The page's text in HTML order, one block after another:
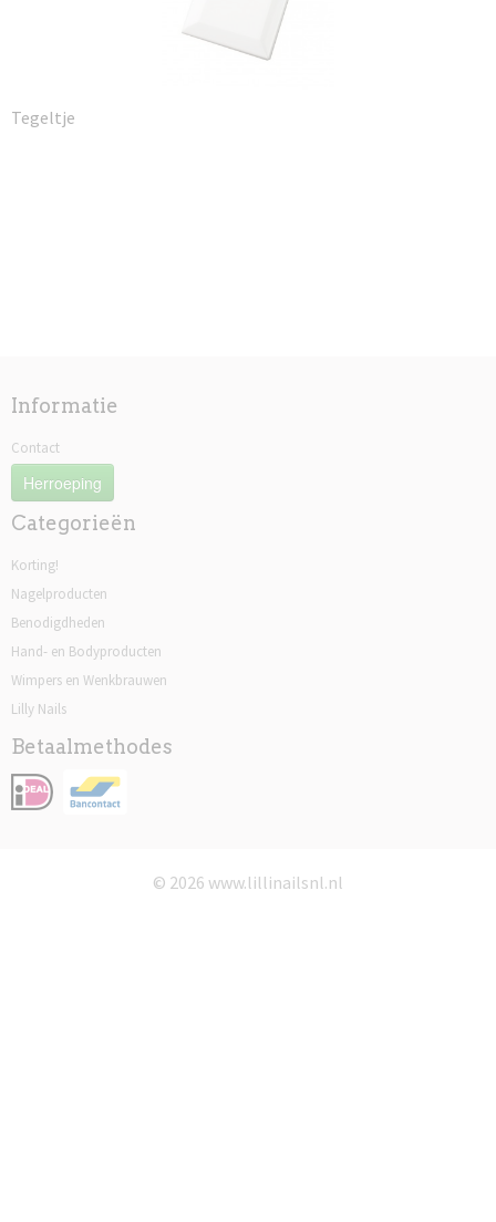
Tegeltje
Informatie
Contact
Herroeping
Categorieën
Korting!
Nagelproducten
Benodigdheden
Hand- en Bodyproducten
Wimpers en Wenkbrauwen
Lilly Nails
Betaalmethodes
© 2026 www.lillinailsnl.nl